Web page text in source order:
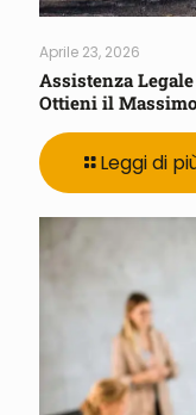
Aprile 23, 2026
Assistenza
Ottieni il
Leggi di